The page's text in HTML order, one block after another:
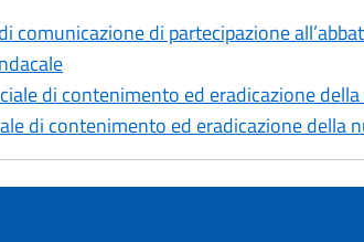
comunicazione di partecipazione
di contenimento ed eradicazione
di contenimento ed eradicazione della